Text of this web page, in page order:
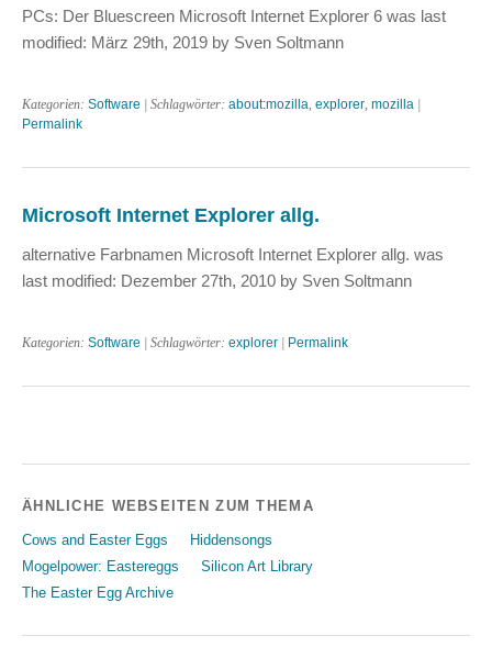
PCs: Der Bluescreen Microsoft Internet Explorer 6 was last
modified: März 29th, 2019 by Sven Soltmann
Kategorien: Software | Schlagwörter: about:mozilla, explorer, mozilla
Permalink
Microsoft Internet Explorer allg.
alternative Farbnamen Microsoft Internet Explorer allg. was
last modified: Dezember 27th, 2010 by Sven Soltmann
Kategorien: Software | Schlagwörter: explorer Permalink
ÄHNLICHE WEBSEITEN ZUM THEMA
Cows and Easter Eggs
Hiddensongs
Mogelpower: Eastereggs
Silicon Art Library
The Easter Egg Archive